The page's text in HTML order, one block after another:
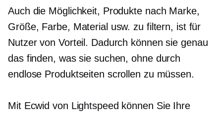
Auch die Möglichkeit, Produkte nach Marke,
Größe, Farbe, Material usw. zu filtern, ist für
Nutzer von Vorteil. Dadurch können sie genau
das finden, was sie suchen, ohne durch
endlose Produktseiten scrollen zu müssen.
Mit Ecwid von Lightspeed können Sie Ihre